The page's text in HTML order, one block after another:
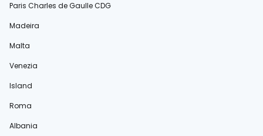
Paris Charles de Gaulle CDG
Madeira
Malta
Venezia
Island
Roma
Albania